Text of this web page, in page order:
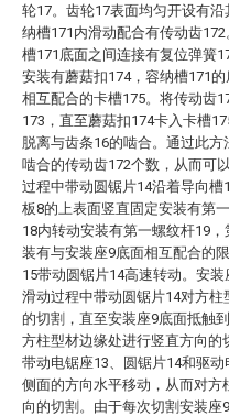
轮17。齿轮17表面均匀开设有
纳槽171内滑动配合有传动齿
槽171底面之间连接有复位弹簧
安装有蘑菇扣174，容纳槽171
相互配合的卡槽175。将传动齿
173，直至蘑菇扣174卡入卡槽
脱离与齿条16的啮合。通过此
啮合的传动齿172个数，从而可
过程中带动圆锯片14沿着导向
板8的上表面竖直固定安装有第
18内转动安装有第一螺纹杆19
装有与安装座9底面相互配合的
15带动圆锯片14高速转动。安
滑动过程中带动圆锯片14对方柱
的切割，直至安装座9底面抵触
方柱型材边缘处进行竖直方向的
带动电锯座13、圆锯片14和驱
侧面的方向水平移动，从而对方
向的切割。由于每次切割安装座